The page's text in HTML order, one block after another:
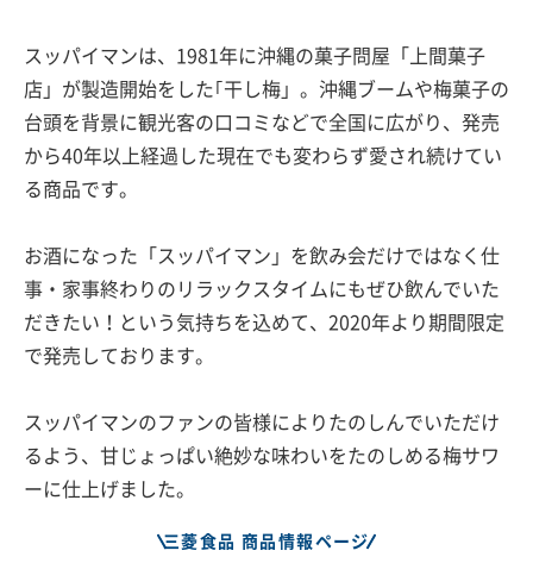
スッパイマンは、1981年に沖縄の菓子問屋「上間菓子
店」が製造開始をした｢干し梅」。沖縄ブームや梅菓子の
台頭を背景に観光客の口コミなどで全国に広がり、発売
から40年以上経過した現在でも変わらず愛され続けてい
る商品です。
お酒になった「スッパイマン」を飲み会だけではなく仕
事・家事終わりのリラックスタイムにもぜひ飲んでいた
だきたい！という気持ちを込めて、2020年より期間限定
で発売しております。
スッパイマンのファンの皆様によりたのしんでいただけ
るよう、甘じょっぱい絶妙な味わいをたのしめる梅サワ
ーに仕上げました。
三菱食品 商品情報ページ